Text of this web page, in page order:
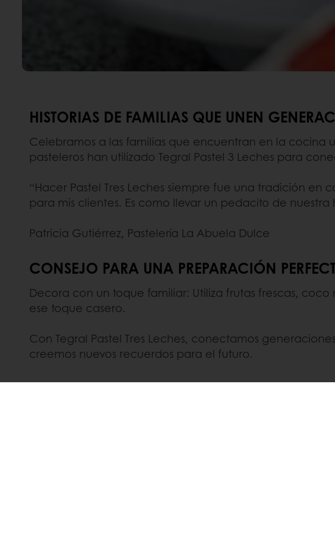
HISTORIAS DE FAMILIAS QUE UNEN
Celebramos a las familias que encuentran en la cocina
pasteleros han utilizado Tegral Pastel 3 Leches para
“Hacer Pastel Tres Leches siempre fue una tradición
para mis clientes. Es como llevar un pedacito de
Patricia Gutiérrez, Pastelería La Abuela Dulce
CONSEJO PARA UNA PREPARACIÓN
Decora con un toque familiar: Utiliza frutas frescas,
ese toque casero.
Con Tegral Pastel Tres Leches, conectamos
creemos nuevos recuerdos para el futuro.